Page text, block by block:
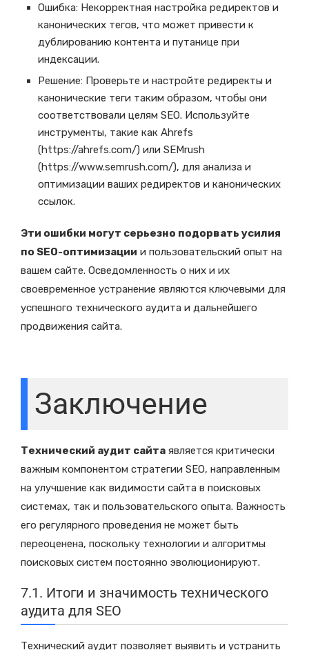
Ошибка: Некорректная настройка редиректов и
канонических тегов, что может привести к
дублированию контента и путанице при
индексации.
Решение: Проверьте и настройте редиректы и
канонические теги таким образом, чтобы они
соответствовали целям SEO. Используйте
инструменты, такие как Ahrefs
(https://ahrefs.com/) или SEMrush
(https://www.semrush.com/), для анализа и
оптимизации ваших редиректов и канонических
ссылок.
Эти ошибки могут серьезно подорвать усилия
по SEO-оптимизации и пользовательский опыт на
вашем сайте. Осведомленность о них и их
своевременное устранение являются ключевыми для
успешного технического аудита и дальнейшего
продвижения сайта.
Заключение
Технический аудит сайта является критически
важным компонентом стратегии SEO, направленным
на улучшение как видимости сайта в поисковых
системах, так и пользовательского опыта. Важность
его регулярного проведения не может быть
переоценена, поскольку технологии и алгоритмы
поисковых систем постоянно эволюционируют.
7.1. Итоги и значимость технического
аудита для SEO
Технический аудит позволяет выявить и устранить